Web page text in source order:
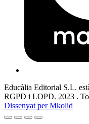
Educàlia Editorial S.L.
RGPD i LOPD. 2023 .
Dissenyat per Mkolid